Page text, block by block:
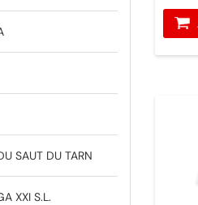
SAUT DU TARN
XXI S.L.